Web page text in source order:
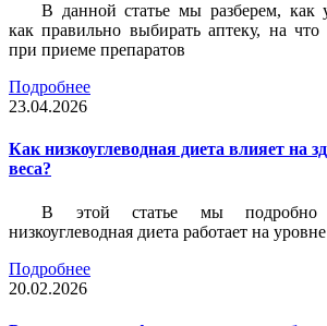
В данной статье мы разберем, как
как правильно выбирать аптеку, на
при приеме препаратов
Подробнее
23.04.2026
Как низкоуглеводная диета влияет на
веса?
В этой статье мы подробно
низкоуглеводная диета работает на
Подробнее
20.02.2026